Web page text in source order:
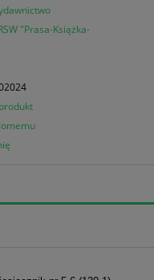
"Prasa-Książka-